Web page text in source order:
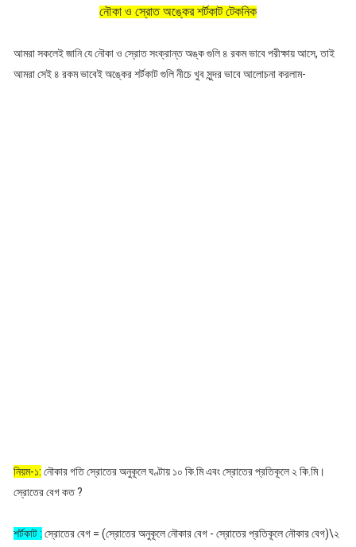
নৌকা ও স্রোত অঙ্কের শর্টকাট টেকনিক
আমরা সকলেই জানি যে নৌকা ও স্রোত সংক্রান্ত অঙ্ক গুলি ৪ রকম ভাবে পরীক্ষায় আসে, তাই
আমরা সেই ৪ রকম ভাবেই অঙ্কের শর্টকাট গুলি নীচে খুব সুন্দর ভাবে আলোচনা করলাম-
নিয়ম-১: নৌকার গতি স্রোতের অনুকূলে ঘণ্টায় ১০ কি.মি এবং স্রোতের প্রতিকূলে ২ কি.মি।
স্রোতের বেগ কত ?
শর্টকাট : স্রোতের বেগ = (স্রোতের অনুকূলে নৌকার বেগ - স্রোতের প্রতিকূলে নৌকার বেগ)\২